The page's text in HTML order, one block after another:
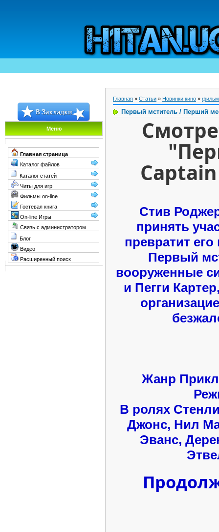
Меню
Главная страница
Каталог файлов
Каталог статей
Читы для игр
Фильмы on-line
Гостевая книга
On-line Игры
Связь с администратором
Блог
Видео
Расширенный поиск
Главная » Статьи » Новинки кино »
Первый мститель / Перший
Стив
принять
превратит его
Первый
вооруженные
и Пегги
Жанр
В ролях
Джонс, Нил
Эванс,